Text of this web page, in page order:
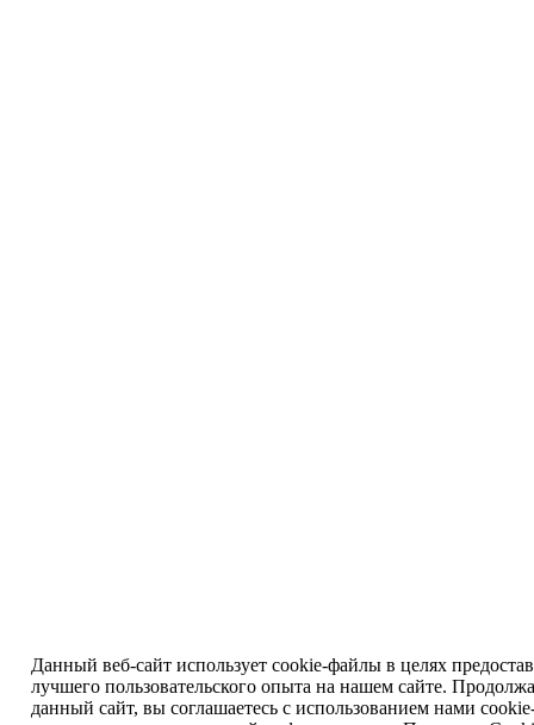
Данный веб-сайт использует cookie-файлы в целях
лучшего пользовательского опыта на нашем сайте.
данный сайт, вы соглашаетесь с использованием нами